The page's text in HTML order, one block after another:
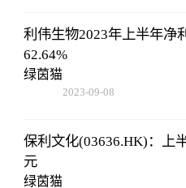
利伟生物2023年上半年净
62.64%
绿茵猫
2023-09-08
保利文化(03636.HK)：上
元
绿茵猫